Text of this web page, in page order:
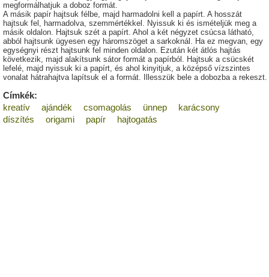
megformálhatjuk a doboz formát.
A másik papír hajtsuk félbe, majd harmadolni kell a papírt. A hosszát
hajtsuk fel, harmadolva, szemmértékkel. Nyissuk ki és ismételjük meg a
másik oldalon. Hajtsuk szét a papírt. Ahol a két négyzet csúcsa látható,
abból hajtsunk ügyesen egy háromszöget a sarkoknál. Ha ez megvan, egy
egységnyi részt hajtsunk fel minden oldalon. Ezután két átlós hajtás
következik, majd alakítsunk sátor formát a papírból. Hajtsuk a csücskét
lefelé, majd nyissuk ki a papírt, és ahol kinyitjuk, a középső vízszintes
vonalat hátrahajtva lapítsuk el a formát. Illesszük bele a dobozba a rekeszt.
Címkék:
kreatív
ajándék csomagolás ünnep
karácsony
díszítés
origami papír hajtogatás